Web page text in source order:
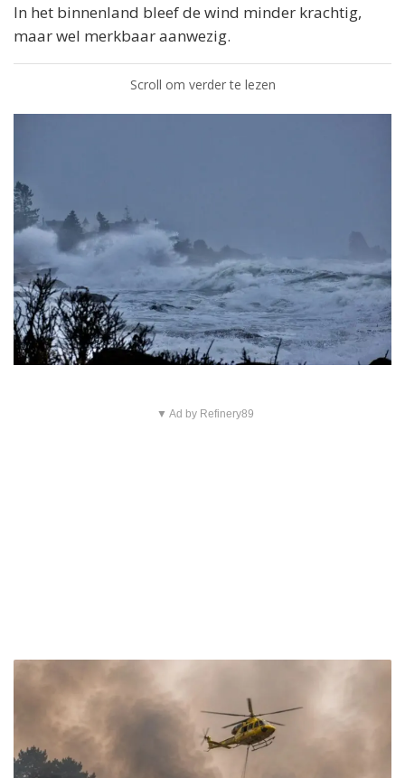
In het binnenland bleef de wind minder krachtig,
maar wel merkbaar aanwezig.
Scroll om verder te lezen
▼ Ad by Refinery89